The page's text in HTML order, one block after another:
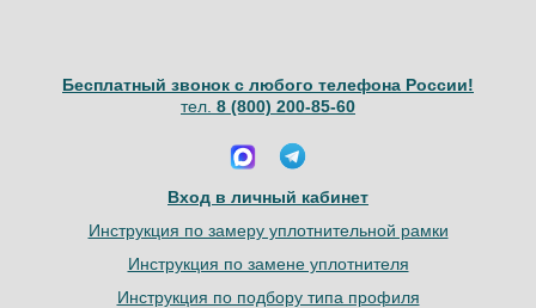
Бесплатный звонок с любого телефона России!
тел. 8 (800) 200-85-60
Вход в личный кабинет
Инструкция по замеру уплотнительной рамки
Инструкция по замене уплотнителя
Инструкция по подбору типа профиля